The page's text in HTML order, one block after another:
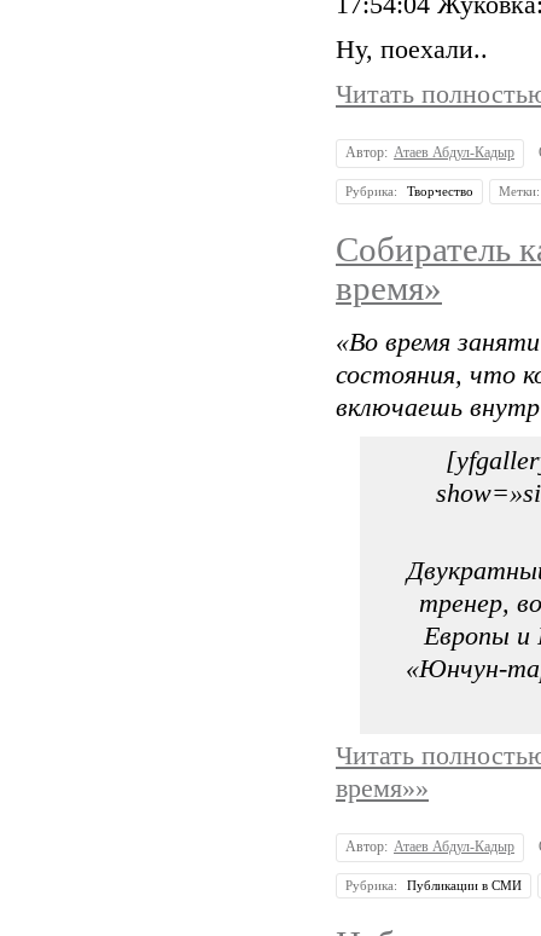
Ну, поехали..
Читать
Автор: Атаев Абдул-Кадыр
Рубрика: Творчество
Собиратель
время»
«Во время
состояния, что
включаешь
тренер,
Европы и
«Юнчун-
Читать
время»»
Автор: Атаев Абдул-Кадыр
Рубрика: Публикации в СМИ